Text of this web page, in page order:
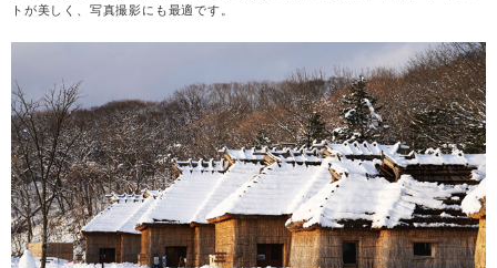
23
月 24
火 25
水 26
トが美しく、写真撮影にも最適です。